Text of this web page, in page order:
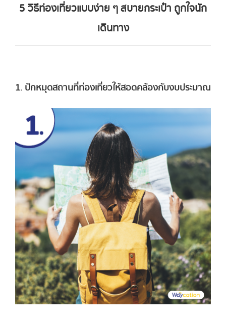
5 วิธีท่องเที่ยวแบบง่าย ๆ สบายกระเป๋า ถูกใจนัก
เดินทาง
1. ปักหมุดสถานที่ท่องเที่ยวให้สอดคล้องกับงบประมาณ